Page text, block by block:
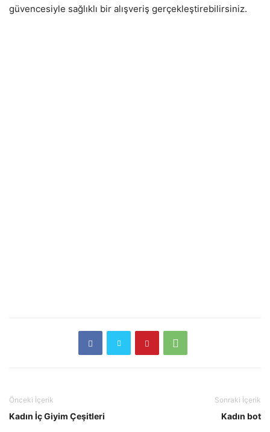
güvencesiyle sağlıklı bir alışveriş gerçekleştirebilirsiniz.
Önceki İçerik
Kadın İç Giyim Çeşitleri
Sonraki İçerik
Kadın bot